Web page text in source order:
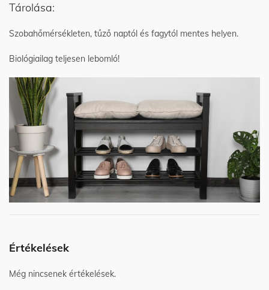
Tárolása:
Szobahőmérsékleten, tűző naptól és fagytól mentes helyen.
Biológiailag teljesen lebomló!
Értékelések
Még nincsenek értékelések.